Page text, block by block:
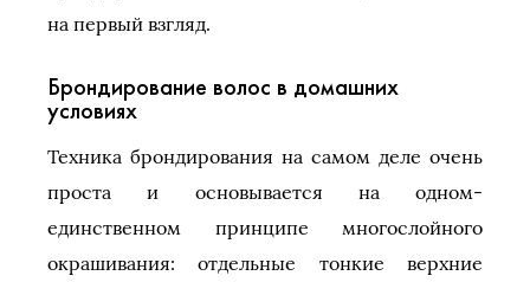
на первый взгляд.
Брондирование волос в домашних
условиях
Техника брондирования на самом деле очень
проста и основывается на одном-
единственном принципе многослойного
окрашивания: отдельные тонкие верхние